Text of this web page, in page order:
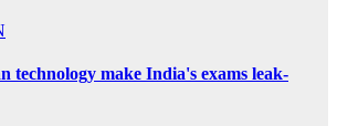
technology make India's exams leak-